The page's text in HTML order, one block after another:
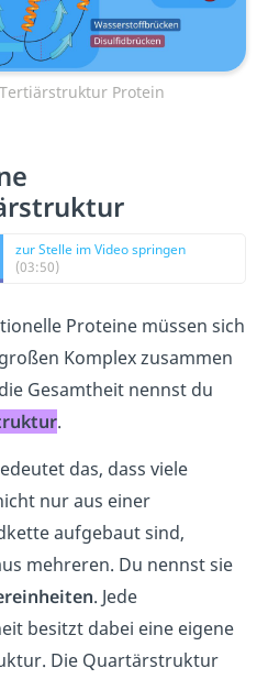
Tertiärstruktur Protein
zur Stelle im Video springen
(03:50)
Proteine müssen sich
Komplex zusammen
Gesamtheit nennst du
.
das, dass viele
nur aus einer
aufgebaut sind,
mehreren. Du nennst sie
. Jede
besitzt dabei eine eigene
Die Quartärstruktur